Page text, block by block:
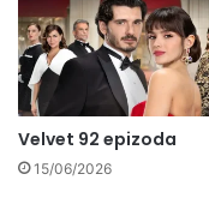
Velvet 92 epizoda
15/06/2026